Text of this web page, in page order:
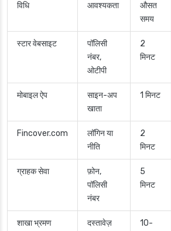
विधि आवश्यकता
औसत
समय
स्टार वेबसाइट
पॉलिसी
नंबर,
ओटीपी
2
मिनट
मोबाइल ऐप
साइन-अप
खाता
1 मिनट
Fincover.com
लॉगिन या
नीति
2
मिनट
ग्राहक सेवा
फ़ोन,
पॉलिसी
नंबर
5
मिनट
शाखा भ्रमण
दस्तावेज़
10-